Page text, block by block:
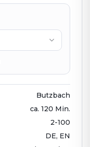
Butzbach
ca. 120 Min.
2-100
DE, EN